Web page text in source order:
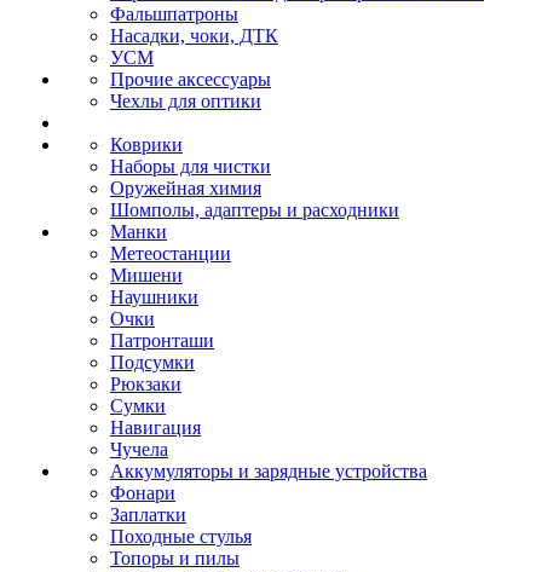
Фальшпатроны
Насадки, чоки, ДТК
УСМ
Прочие аксессуары
Чехлы для оптики
Коврики
Наборы для чистки
Оружейная химия
Шомполы, адаптеры и расходники
Манки
Метеостанции
Мишени
Наушники
Очки
Патронташи
Подсумки
Рюкзаки
Сумки
Навигация
Чучела
Аккумуляторы и зарядные устройства
Фонари
Заплатки
Походные стулья
Топоры и пилы